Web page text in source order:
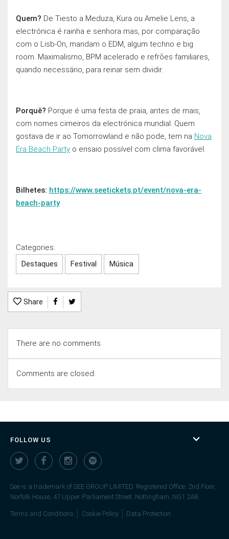
Quem? De Tiesto a Meduza, Kura ou Amelie Lens, a
electrónica é rainha e senhora mas, por comparação
com o Lisb-On, mandam o EDM, algum techno e big
room. Maximalismo, BPM acelerado e refrōes familiares,
quando necessário, para reinar sem dividir.
Porquê? Porque é uma festa de praia, antes de mais,
com nomes cimeiros da electrónica mundial. Quem
gostava de ir ao Tomorrowland e não pode, tem na Nova
Era Beach Party o ensaio possível com clima favorável.
Bilhetes: https://www.seetickets.pt/event/nova-era-
beach-party
Categories:
Destaques
Festival Música
Share
There are no comments
Comments are closed.
FOLLOW US
See is a trademark of SEE GROUP LIMITED. Registered Office: 2nd Floor,
Norfolk House, 47 Upper Parliament Street, Nottingham, NG1 2AB.
Terms and Conditions Cookie Policy Data Protection